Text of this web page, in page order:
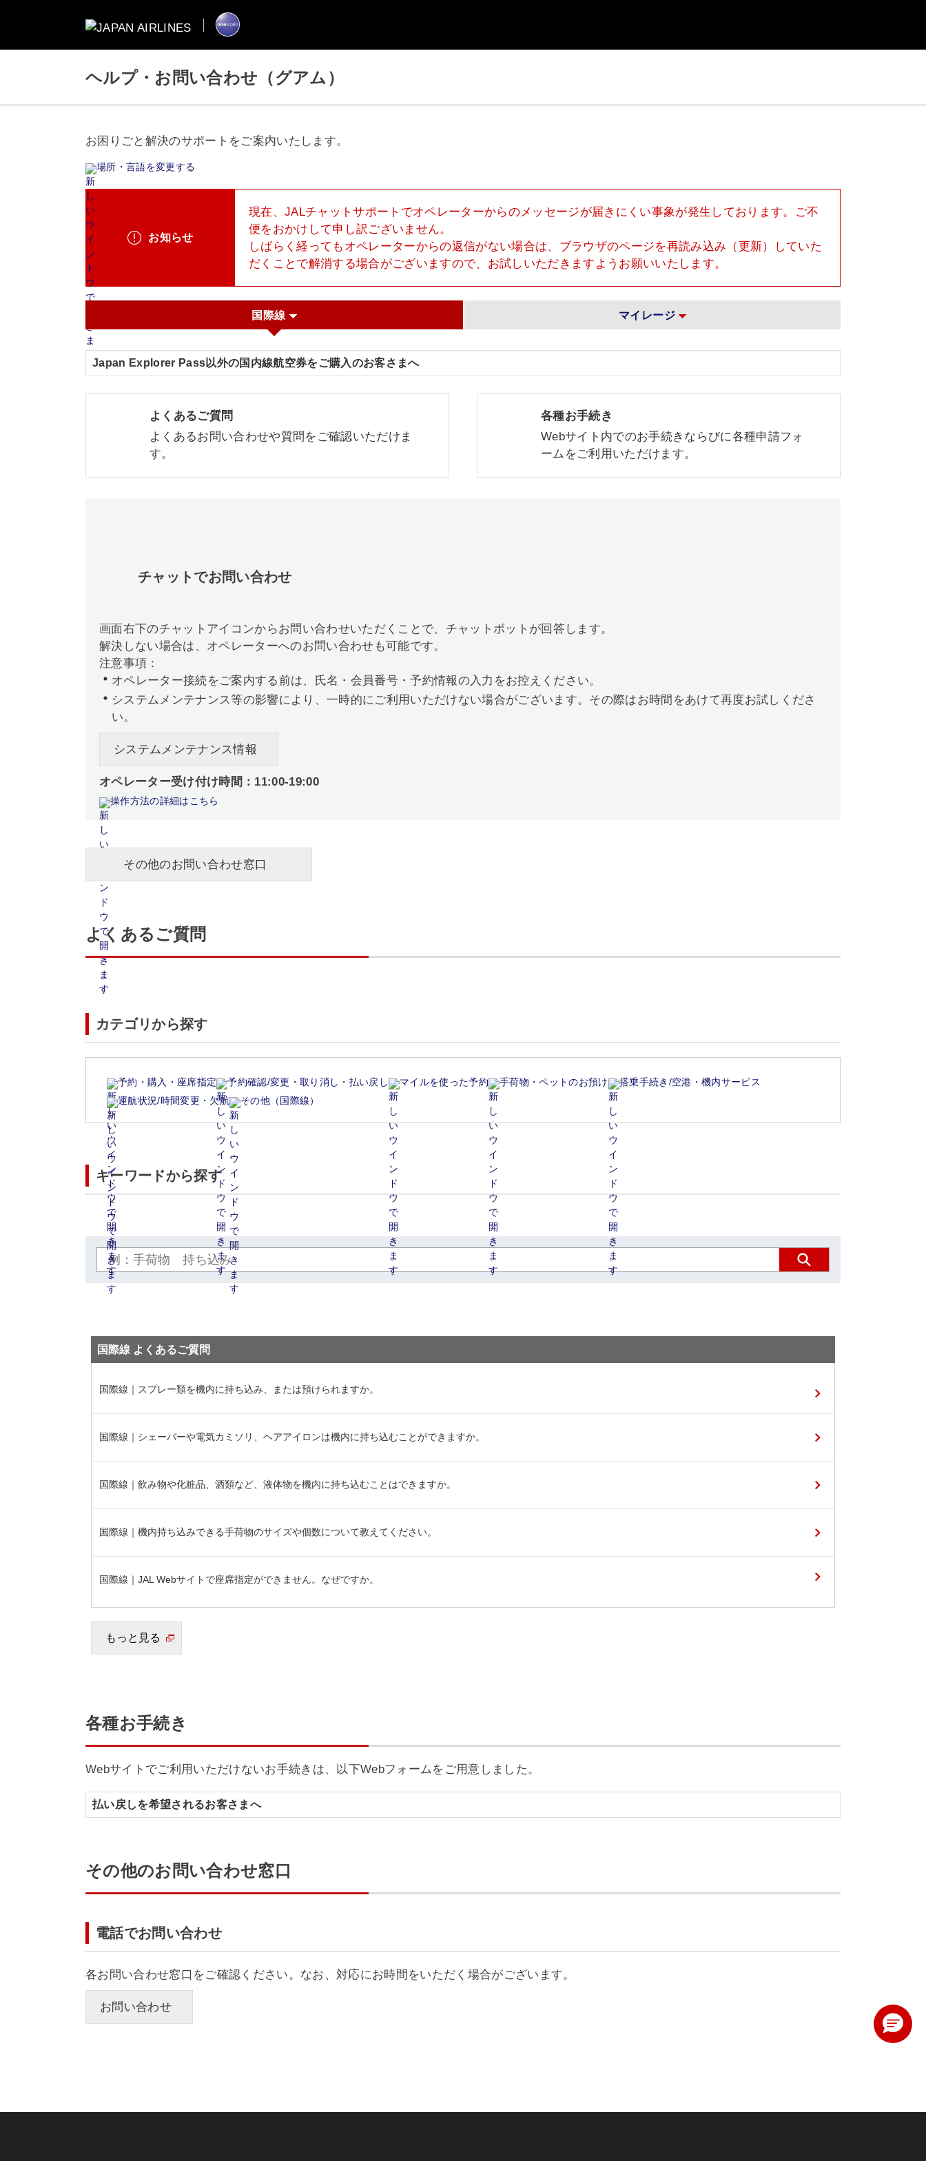
ヘルプ・お問い合わせ（グアム）
お困りごと解決のサポートをご案内いたします。
場所・言語を変更する
お知らせ
現在、JALチャットサポートでオペレーターからのメッセージが届きにくい事象が発生しております。ご不
便をおかけして申し訳ございません。
しばらく経ってもオペレーターからの返信がない場合は、ブラウザのページを再読み込み（更新）していた
だくことで解消する場合がございますので、お試しいただきますようお願いいたします。
国際線 マイレージ
Japan Explorer Pass以外の国内線航空券をご購入のお客さまへ
よくあるご質問
よくあるお問い合わせや質問をご確認いただけま
す。
各種お手続き
Webサイト内でのお手続きならびに各種申請フォ
ームをご利用いただけます。
チャットでお問い合わせ
画面右下のチャットアイコンからお問い合わせいただくことで、チャットボットが回答します。
解決しない場合は、オペレーターへのお問い合わせも可能です。
注意事項：
オペレーター接続をご案内する前は、氏名・会員番号・予約情報の入力をお控えください。
システムメンテナンス等の影響により、一時的にご利用いただけない場合がございます。その際はお時間をあけて再度お試しくださ
い。
システムメンテナンス情報
オペレーター受け付け時間：11:00-19:00
操作方法の詳細はこちら
その他のお問い合わせ窓口
よくあるご質問
カテゴリから探す
予約・購入・座席指定 予約確認/変更・取り消し・払い戻し マイルを使った予約 手荷物・ペットのお預け
搭乗手続き/空港・機内サービス
運航状況/時間変更・欠航
その他（国際線）
キーワードから探す
各種お手続き
Webサイトでご利用いただけないお手続きは、以下Webフォームをご用意しました。
払い戻しを希望されるお客さまへ
その他のお問い合わせ窓口
電話でお問い合わせ
各お問い合わせ窓口をご確認ください。なお、対応にお時間をいただく場合がございます。
お問い合わせ